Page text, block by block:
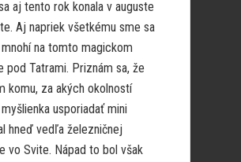
aj tento rok konala v auguste
Aj napriek všetkému sme sa
na tomto magickom
pod Tatrami. Priznám sa, že
komu, za akých okolností
usporiadať mini
hneď vedľa železničnej
vo Svite. Nápad to bol však